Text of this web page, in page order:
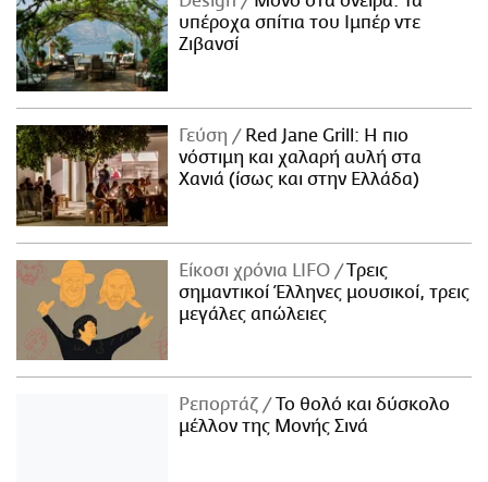
υπέροχα σπίτια του Ιμπέρ ντε
Ζιβανσί
Γεύση
Red Jane Grill: Η πιο
νόστιμη και χαλαρή αυλή στα
Χανιά (ίσως και στην Ελλάδα)
Είκοσι χρόνια LIFO
Tρεις
σημαντικοί Έλληνες μουσικοί, τρεις
μεγάλες απώλειες
Ρεπορτάζ
Το θολό και δύσκολο
μέλλον της Μονής Σινά